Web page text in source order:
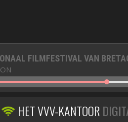
FILMFESTIVAL VAN
HET VVV-KANTOOR